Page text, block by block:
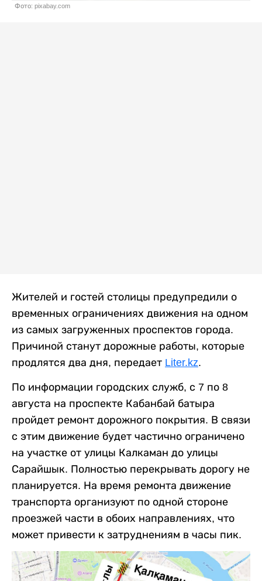
Фото: pixabay.com
Жителей и гостей столицы предупредили о
временных ограничениях движения на одном
из самых загруженных проспектов города.
Причиной станут дорожные работы, которые
продлятся два дня, передает Liter.kz.
По информации городских служб, с 7 по 8
августа на проспекте Кабанбай батыра
пройдет ремонт дорожного покрытия. В связи
с этим движение будет частично ограничено
на участке от улицы Калкаман до улицы
Сарайшык. Полностью перекрывать дорогу не
планируется. На время ремонта движение
транспорта организуют по одной стороне
проезжей части в обоих направлениях, что
может привести к затруднениям в часы пик.